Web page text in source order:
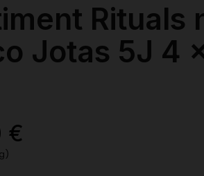
Rituals
Jotas 5J 4
€